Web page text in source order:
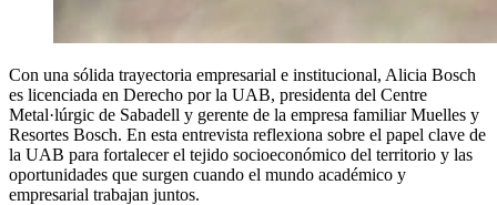
Con una sólida trayectoria empresarial e institucional, Alicia Bosch
es licenciada en Derecho por la UAB, presidenta del Centre
Metal·lúrgic de Sabadell y gerente de la empresa familiar Muelles y
Resortes Bosch. En esta entrevista reflexiona sobre el papel clave de
la UAB para fortalecer el tejido socioeconómico del territorio y las
oportunidades que surgen cuando el mundo académico y
empresarial trabajan juntos.